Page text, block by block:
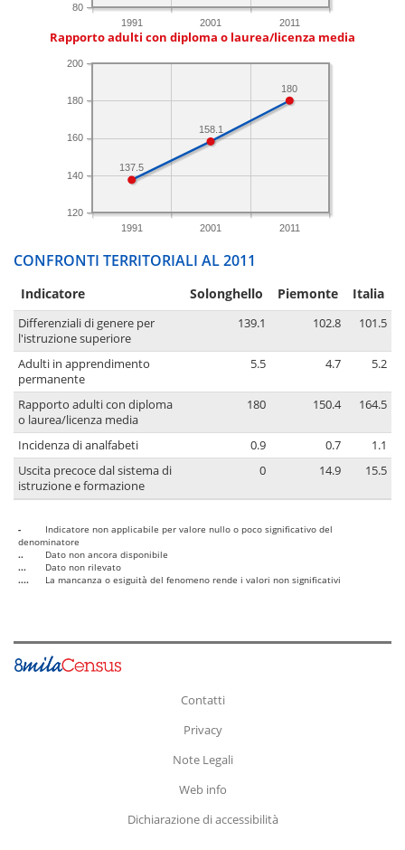
1991 2001 2011
80
Rapporto adulti con diploma o laurea/licenza media
1991 2001 2011
120
140
160
180
200
180
158.1
137.5
CONFRONTI TERRITORIALI AL 2011
Indicatore Solonghello Piemonte Italia
Differenziali di genere per
l'istruzione superiore
139.1 102.8 101.5
Adulti in apprendimento
permanente
5.5 4.7 5.2
Rapporto adulti con diploma
o laurea/licenza media
180 150.4 164.5
Incidenza di analfabeti 0.9 0.7
1.1
Uscita precoce dal sistema di
istruzione e formazione
0 14.9 15.5
-
Indicatore non applicabile per valore nullo o poco significativo del
denominatore
..
Dato non ancora disponibile
...
Dato non rilevato
....
La mancanza o esiguità del fenomeno rende i valori non significativi
Contatti
Privacy
Note Legali
Web info
Dichiarazione di accessibilità